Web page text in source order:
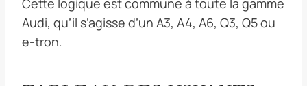
Audi, qu’il s’agisse d’un A3, A4, A6, Q3, Q5 ou
e-tron.